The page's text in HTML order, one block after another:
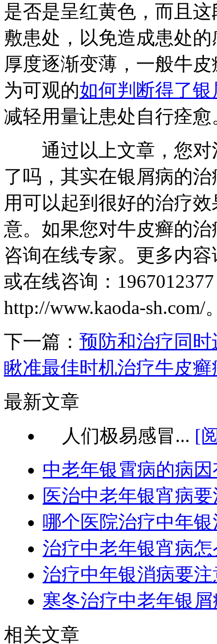
是否是呈红黄色，而且
敷患处，以免造成患处
厚度逐渐变薄，一般牛
为可观的如何判断得了银
减轻用量让患处自行痊愈
通过以上文章，您对
了吗，其实在银屑病的
用可以起到很好的治疗
意。如果您对牛皮癣的
咨询在线专家。更多内
或在线咨询：
http://www.kaoda-sh.com/
下一篇： 预防和治疗同
瞅准最佳时机治疗牛皮癣
最新文章
人们极易感冒... [
中老年银霄病的病
医治中老年银宵病
哪个医院治疗中年
治疗中老年银宵病
治疗中年银消病要
寒冬治疗中老年银
相关文章